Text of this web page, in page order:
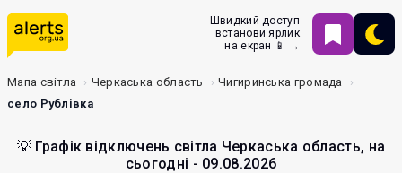
Швидкий доступ
встанови ярлик
на екран 📱 →
Мапа світла Черкаська область
Чигиринська громада
село Рублівка
💡 Графік відключень світла Черкаська область, на
сьогодні - 09.08.2026